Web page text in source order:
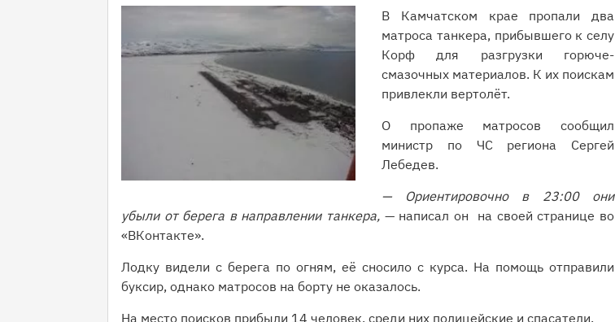
В Камчатском крае пропали два
матроса танкера, прибывшего к селу
Корф для разгрузки горюче-
смазочных материалов. К их поискам
привлекли вертолёт.
О пропаже матросов сообщил
министр по ЧС региона Сергей
Лебедев.
— Ориентировочно в 23:00 они
убыли от берега в направлении танкера, — написал он на своей странице во
«ВКонтакте».
Лодку видели с берега по огням, её сносило с курса. На помощь отправили
буксир, однако матросов на борту не оказалось.
На место поисков прибыли 14 человек, среди них полицейские и спасатели.